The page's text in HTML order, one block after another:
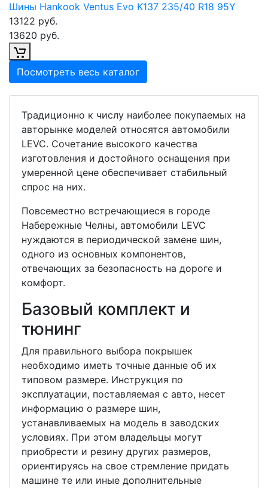
Шины Hankook Ventus Evo K137 235/40 R18 95Y
13122 руб.
13620 руб.
Посмотреть весь каталог
Традиционно к числу наиболее покупаемых на
авторынке моделей относятся автомобили
LEVC. Сочетание высокого качества
изготовления и достойного оснащения при
умеренной цене обеспечивает стабильный
спрос на них.
Повсеместно встречающиеся в городе
Набережные Челны, автомобили LEVC
нуждаются в периодической замене шин,
одного из основных компонентов,
отвечающих за безопасность на дороге и
комфорт.
Базовый комплект и
тюнинг
Для правильного выбора покрышек
необходимо иметь точные данные об их
типовом размере. Инструкция по
эксплуатации, поставляемая с авто, несет
информацию о размере шин,
устанавливаемых на модель в заводских
условиях. При этом владельцы могут
приобрести и резину других размеров,
ориентируясь на свое стремление придать
машине те или иные дополнительные